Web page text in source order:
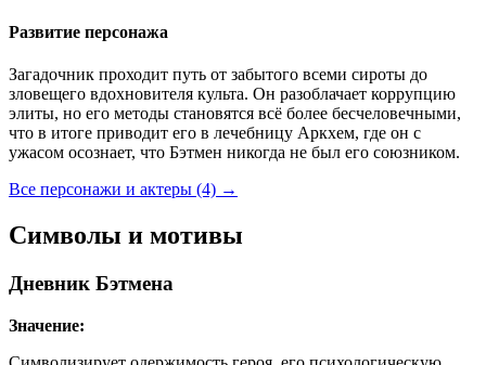
Развитие персонажа
Загадочник проходит путь от забытого всеми сироты до
зловещего вдохновителя культа. Он разоблачает коррупцию
элиты, но его методы становятся всё более бесчеловечными,
что в итоге приводит его в лечебницу Аркхем, где он с
ужасом осознает, что Бэтмен никогда не был его союзником.
Все персонажи и актеры (4) →
Символы и мотивы
Дневник Бэтмена
Значение: